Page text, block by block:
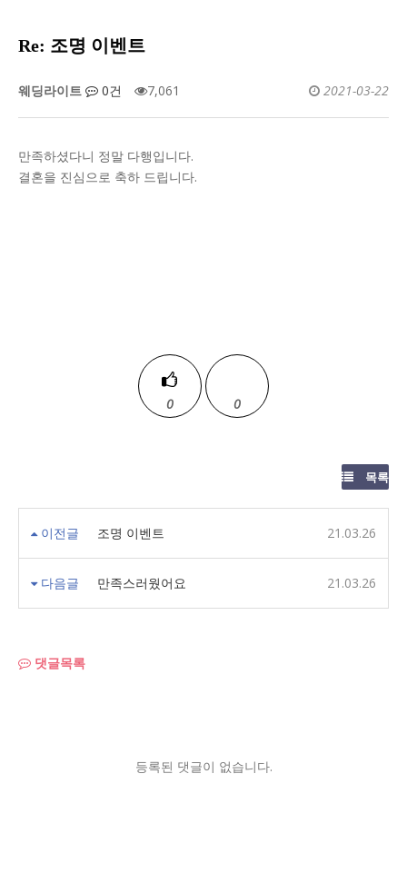
Re: 조명 이벤트
웨딩라이트 0건 7,061 2021-03-22
만족하셨다니 정말 다행입니다.
결혼을 진심으로 축하 드립니다.
0 0
목록
이전글 조명 이벤트 21.03.26
다음글 만족스러웠어요 21.03.26
댓글목록
등록된 댓글이 없습니다.